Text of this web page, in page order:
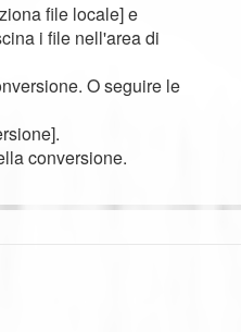
file locale] e
i file nell'area di
O seguire le
conversione.